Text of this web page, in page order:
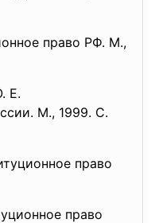
право РФ. М.,
Е.
М., 1999. С.
право
право